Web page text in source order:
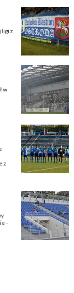
ligi z
w
z
-